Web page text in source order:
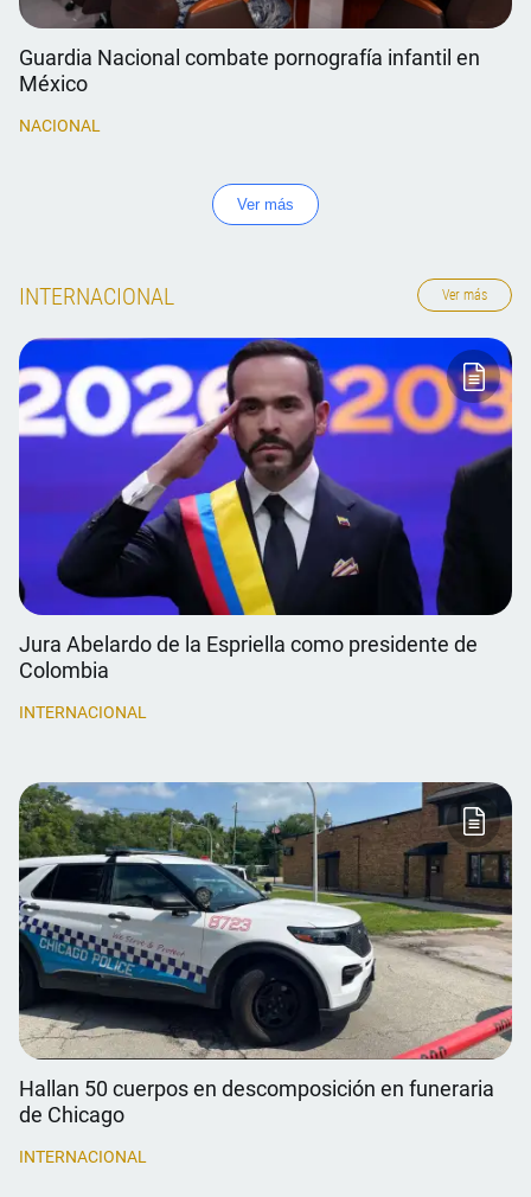
Guardia Nacional combate pornografía infantil en
México
NACIONAL
Ver más
INTERNACIONAL Ver más
Jura Abelardo de la Espriella como presidente de
Colombia
INTERNACIONAL
Hallan 50 cuerpos en descomposición en funeraria
de Chicago
INTERNACIONAL